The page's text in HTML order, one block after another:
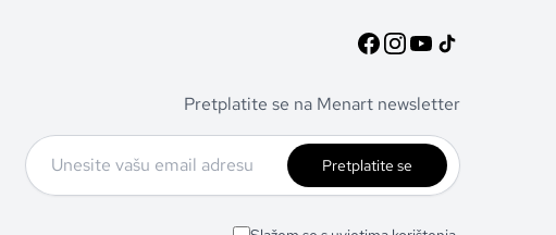
Pretplatite se na Menart newsletter
Pretplatite se